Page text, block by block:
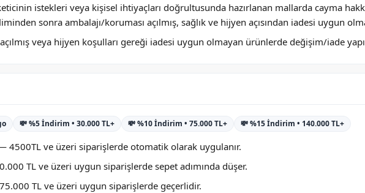
istekleri veya kişisel ihtiyaçları doğrultusunda hazırlanan mallarda cayma
sonra ambalajı/koruması açılmış, sağlık ve hijyen açısından iadesi uygun
veya hijyen koşulları gereği iadesi uygun olmayan ürünlerde değişim/iade
💸 %5 İndirim • 30.000 TL+ 💸 %10 İndirim • 75.000 TL+ 💸 %15 İndirim • 140.000 TL+
4500TL ve üzeri siparişlerde otomatik olarak uygulanır.
TL ve üzeri uygun siparişlerde sepet adımında düşer.
TL ve üzeri uygun siparişlerde geçerlidir.